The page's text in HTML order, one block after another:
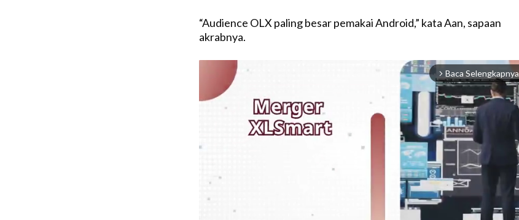
“Audience OLX paling besar pemakai Android,” kata Aan, sapaan
akrabnya.
arrow_forward_ios Baca Selengkapnya